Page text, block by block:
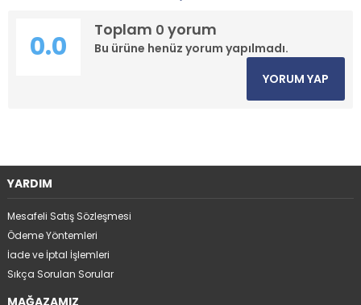
Toplam 0 yorum
Bu ürüne henüz yorum yapılmadı.
0.0
YORUM YAP
YARDIM
Mesafeli Satış Sözleşmesi
Ödeme Yöntemleri
İade ve İptal İşlemleri
Sıkça Sorulan Sorular